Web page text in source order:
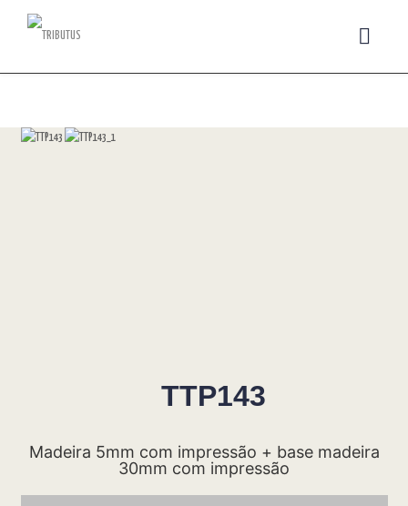
TTP143
Madeira 5mm com impressão + base madeira
30mm com impressão